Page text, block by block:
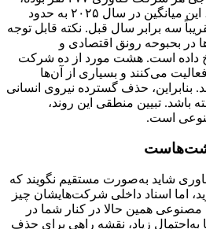
اما اگر روند فعلی ادامه یابد، این میانگین در سال ۲۰۲۵ به حدود
سه برابر سال قبل. نکته قابل توجه
در بحبوحه‌ رونق اقتصادی و
داده است. هشت مورد از ده شرکت
می‌کنند و بسیاری از آن‌ها
بنابراین، حذف گسترده نیروی انسانی
باشد. تبیین منطقی این روند،
است.
شاید به‌صورت مستقیم نگویند که
اما اسناد داخلی شرکت‌هایشان چیز
همین حالا در کنار شما در
زیاد، نقشه‌ راهی برای حذف